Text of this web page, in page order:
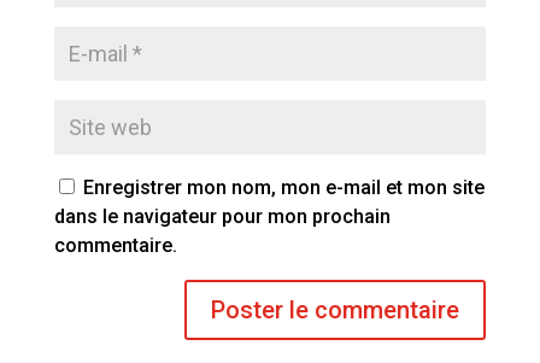
Enregistrer mon nom, mon e-mail et mon site
dans le navigateur pour mon prochain
commentaire.